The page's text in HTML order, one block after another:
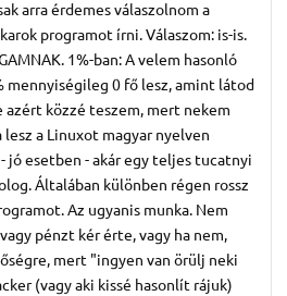
arra érdemes válaszolnom a
programot írni. Válaszom: is-is.
1%-ban: A velem hasonló
mennyiségileg 0 fő lesz, amint látod
azért közzé teszem, mert nekem
a Linuxot magyar nyelven
jó esetben - akár egy teljes tucatnyi
Általában különben régen rossz
Az ugyanis munka. Nem
pénzt kér érte, vagy ha nem,
mert "ingyen van örülj neki
(vagy aki kissé hasonlít rájuk)